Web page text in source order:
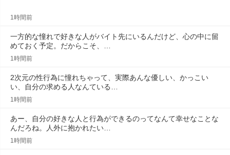
1時間前
一方的な憧れで好きな人がバイト先にいるんだけど、心の中に留
めておく予定。だからこそ、…
1時間前
2次元の性行為に憧れちゃって、実際あんな優しい、かっこい
い、自分の求める人なんている…
1時間前
あー、自分の好きな人と行為ができるのってなんて幸せなことな
んだろね。人外に抱かれたい…
1時間前